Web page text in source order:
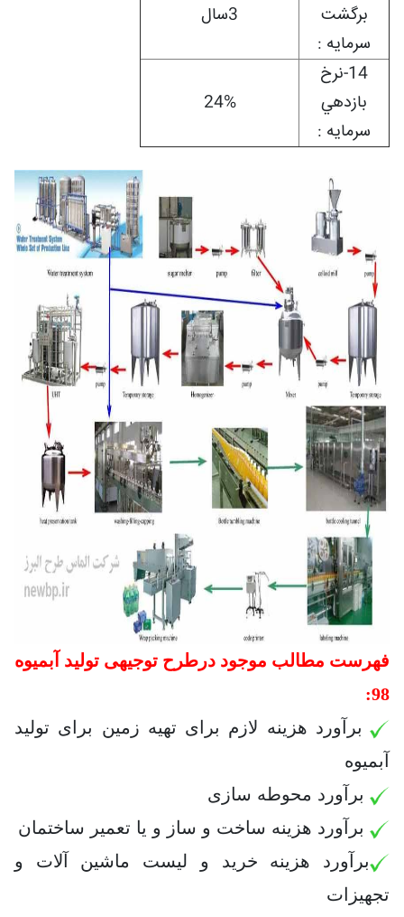
برگشت
سرمايه :
3سال
14-نرخ
بازدهي
سرمايه :
24%
فهرست مطالب موجود درطرح توجیهی تولید آبمیوه
98:
برآورد هزینه لازم برای تهیه زمین برای تولید
آبمیوه
برآورد محوطه سازی
برآورد هزینه ساخت و ساز و یا تعمیر ساختمان
برآورد هزینه خرید و لیست ماشین آلات و
تجهیزات